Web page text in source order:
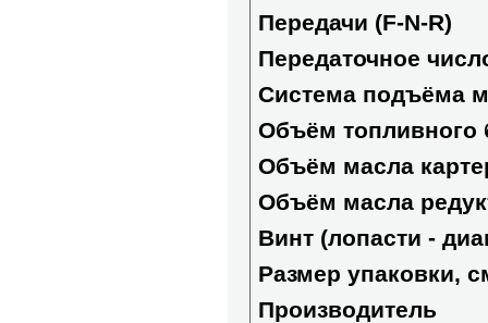
Передачи (F-N-R)
Передаточное
Система подъёма
Объём топливного
Объём масла
Объём масла
Винт (лопасти -
Размер упаковки,
Производитель